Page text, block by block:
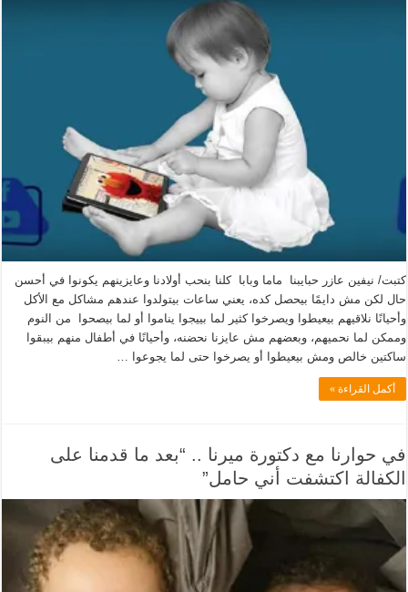
كتبت/ نيفين عازر حبايبنا ماما وبابا كلنا بنحب أولادنا وعايزينهم يكونوا في أحسن
حال لكن مش دايمًا بيحصل كده، يعني ساعات بيتولدوا عندهم مشاكل مع الأكل
وأحيانًا نلاقيهم بيعيطوا ويصرخوا كثير لما بييجوا يناموا أو لما بيصحوا من النوم
وممكن لما نحميهم، وبعضهم مش عايزنا نحضنه، وأحيانًا في أطفال منهم بيبقوا
ساكتين خالص ومش بيعيطوا أو يصرخوا حتى لما يجوعوا …
أكمل القراءة »
في حوارنا مع دكتورة ميرنا .. “بعد ما قدمنا على
الكفالة اكتشفت أني حامل”